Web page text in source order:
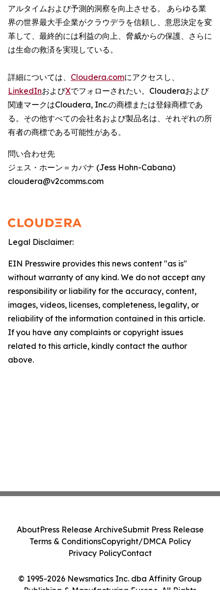
アルタイムおよび予測的洞察を向上させる。 あらゆる業
界の世界最大手企業がクラウデラを信頼し、意思決定を変
革して、最終的には利益の向上、脅威からの保護、さらに
は生命の救済を実現している。
詳細については、 Cloudera.comにアクセスし、
LinkedInおよびXでフォローされたい。Clouderaおよび
関連マークはCloudera, Inc.の商標または登録商標であ
る。その他すべての会社名および製品名は、それぞれの所
有者の商標である可能性がある。
問い合わせ先
ジェス・ホーン＝カバナ (Jess Hohn-Cabana)
cloudera@v2comms.com
Legal Disclaimer:
EIN Presswire provides this news content "as is"
without warranty of any kind. We do not accept any
responsibility or liability for the accuracy, content,
images, videos, licenses, completeness, legality, or
reliability of the information contained in this article.
If you have any complaints or copyright issues
related to this article, kindly contact the author
above.
© 1995-2026 Newsmatics Inc. dba Affinity Group
Publishing & Manufacturing Europe. All Rights
AboutPress Release ArchiveSubmit Press Release
Terms & ConditionsCopyright/DMCA Policy
Privacy PolicyContact